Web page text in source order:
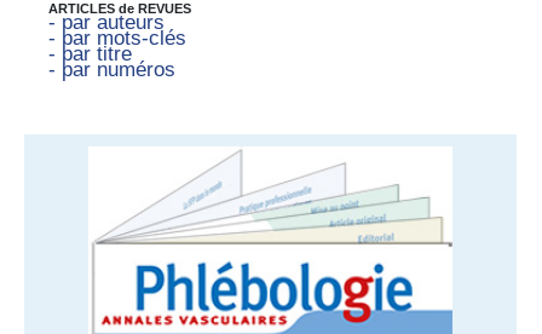
ARTICLES de REVUES
- par auteurs
- par mots-clés
- par titre
- par numéros